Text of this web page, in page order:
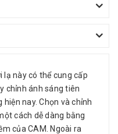
lạ này có thể cung cấp
chỉnh ánh sáng tiên
nay. Chọn và chỉnh
cách dễ dàng bằng
của CAM. Ngoài ra